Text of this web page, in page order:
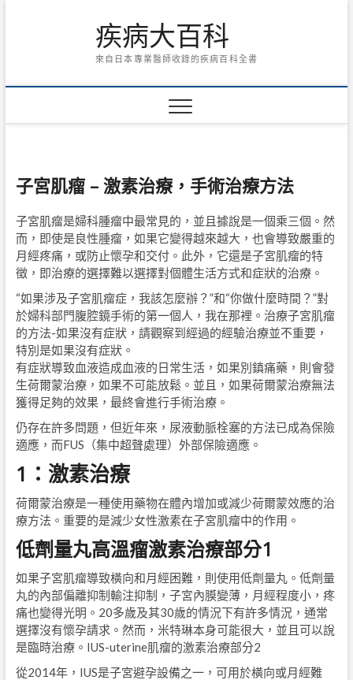
疾病大百科
來自日本專業醫師收錄的疾病百科全書
子宮肌瘤 – 激素治療，手術治療方法
子宮肌瘤是婦科腫瘤中最常見的，並且據說是一個乘三個。然
而，即使是良性腫瘤，如果它變得越來越大，也會導致嚴重的
月經疼痛，或防止懷孕和交付。此外，它還是子宮肌瘤的特
徵，即治療的選擇難以選擇對個體生活方式和症狀的治療。
“如果涉及子宮肌瘤症，我該怎麼辦？”和“你做什麼時間？”對
於婦科部門腹腔鏡手術的第一個人，我在那裡。治療子宮肌瘤
的方法-如果沒有症狀，請觀察到經過的經驗治療並不重要，
特別是如果沒有症狀。
有症狀導致血液造成血液的日常生活，如果別鎮痛藥，則會發
生荷爾蒙治療，如果不可能放鬆。並且，如果荷爾蒙治療無法
獲得足夠的效果，最終會進行手術治療。
仍存在許多問題，但近年來，尿液動脈栓塞的方法已成為保險
適應，而FUS（集中超聲處理）外部保險適應。
1：激素治療
荷爾蒙治療是一種使用藥物在體內增加或減少荷爾蒙效應的治
療方法。重要的是減少女性激素在子宮肌瘤中的作用。
低劑量丸高溫瘤激素治療部分1
如果子宮肌瘤導致橫向和月經困難，則使用低劑量丸。低劑量
丸的內部偏離抑制輸注抑制，子宮內膜變薄，月經程度小，疼
痛也變得光明。20多歲及其30歲的情況下有許多情況，通常
選擇沒有懷孕請求。然而，米特琳本身可能很大，並且可以說
是臨時治療。IUS-uterine肌瘤的激素治療部分2
從2014年，IUS是子宮避孕設備之一，可用於橫向或月經難